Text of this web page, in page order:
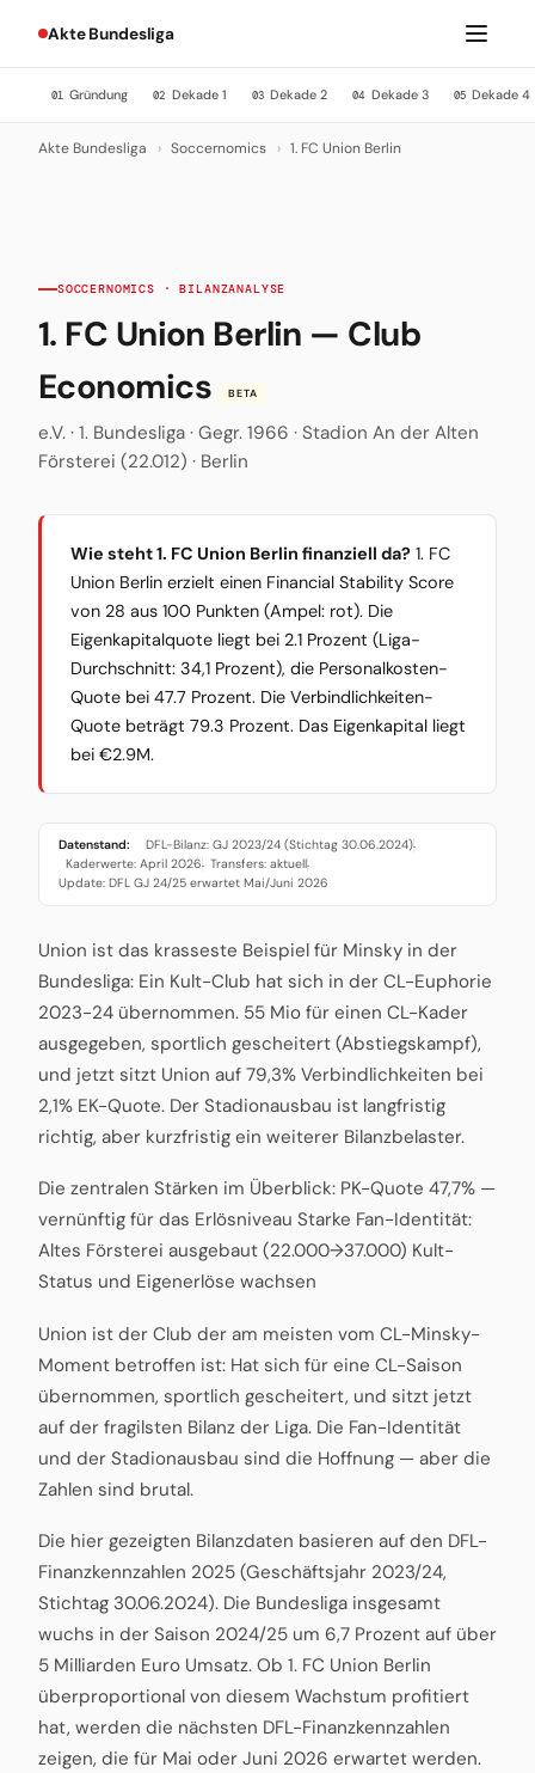
Akte Bundesliga
01 Gründung 02 Dekade 1 03 Dekade 2 04 Dekade 3 05 Dekade 4
Akte Bundesliga › Soccernomics › 1. FC Union Berlin
SOCCERNOMICS · BILANZANALYSE
1. FC Union Berlin — Club
Economics
BETA
e.V. · 1. Bundesliga · Gegr. 1966 · Stadion An der Alten
Försterei (22.012) · Berlin
Wie steht 1. FC Union Berlin finanziell da? 1. FC
Union Berlin erzielt einen Financial Stability Score
von 28 aus 100 Punkten (Ampel: rot). Die
Eigenkapitalquote liegt bei 2.1 Prozent (Liga-
Durchschnitt: 34,1 Prozent), die Personalkosten-
Quote bei 47.7 Prozent. Die Verbindlichkeiten-
Quote beträgt 79.3 Prozent. Das Eigenkapital liegt
bei €2.9M.
Datenstand: DFL-Bilanz: GJ 2023/24 (Stichtag 30.06.2024)·
Kaderwerte: April 2026· Transfers: aktuell·
Update: DFL GJ 24/25 erwartet Mai/Juni 2026
Union ist das krasseste Beispiel für Minsky in der
Bundesliga: Ein Kult-Club hat sich in der CL-Euphorie
2023-24 übernommen. 55 Mio für einen CL-Kader
ausgegeben, sportlich gescheitert (Abstiegskampf),
und jetzt sitzt Union auf 79,3% Verbindlichkeiten bei
2,1% EK-Quote. Der Stadionausbau ist langfristig
richtig, aber kurzfristig ein weiterer Bilanzbelaster.
Die zentralen Stärken im Überblick: PK-Quote 47,7% —
vernünftig für das Erlösniveau Starke Fan-Identität:
Altes Försterei ausgebaut (22.000→37.000) Kult-
Status und Eigenerlöse wachsen
Union ist der Club der am meisten vom CL-Minsky-
Moment betroffen ist: Hat sich für eine CL-Saison
übernommen, sportlich gescheitert, und sitzt jetzt
auf der fragilsten Bilanz der Liga. Die Fan-Identität
und der Stadionausbau sind die Hoffnung — aber die
Zahlen sind brutal.
Die hier gezeigten Bilanzdaten basieren auf den DFL-
Finanzkennzahlen 2025 (Geschäftsjahr 2023/24,
Stichtag 30.06.2024). Die Bundesliga insgesamt
wuchs in der Saison 2024/25 um 6,7 Prozent auf über
5 Milliarden Euro Umsatz. Ob 1. FC Union Berlin
überproportional von diesem Wachstum profitiert
hat, werden die nächsten DFL-Finanzkennzahlen
zeigen, die für Mai oder Juni 2026 erwartet werden.